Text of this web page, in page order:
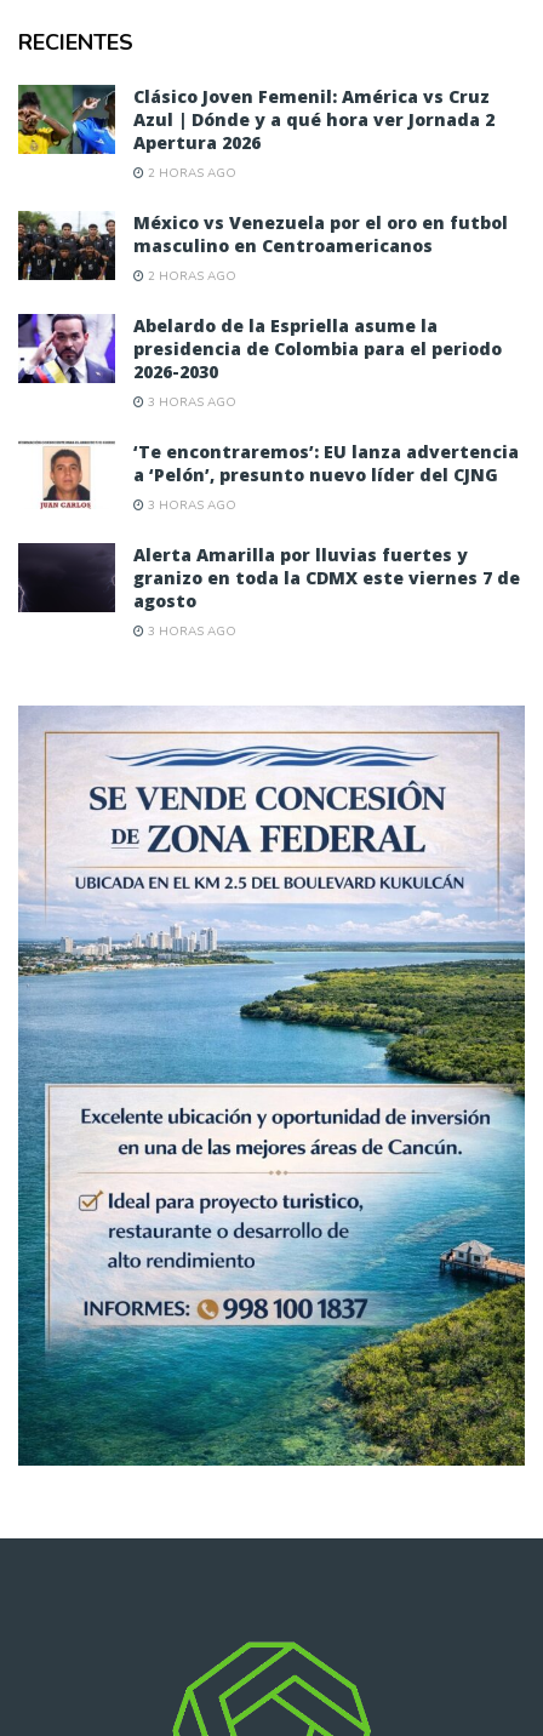
RECIENTES
Clásico Joven Femenil: América vs Cruz
Azul | Dónde y a qué hora ver Jornada 2
Apertura 2026
2 HORAS AGO
México vs Venezuela por el oro en futbol
masculino en Centroamericanos
2 HORAS AGO
Abelardo de la Espriella asume la
presidencia de Colombia para el periodo
2026-2030
3 HORAS AGO
‘Te encontraremos’: EU lanza advertencia
a ‘Pelón’, presunto nuevo líder del CJNG
3 HORAS AGO
Alerta Amarilla por lluvias fuertes y
granizo en toda la CDMX este viernes 7 de
agosto
3 HORAS AGO